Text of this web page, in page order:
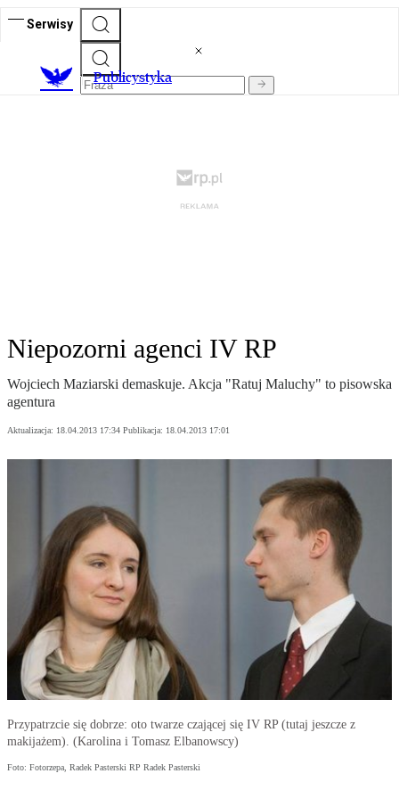
Serwisy
Publicystyka
Niepozorni agenci IV RP
Wojciech Maziarski demaskuje. Akcja "Ratuj Maluchy" to pisowska
agentura
Aktualizacja: 18.04.2013 17:34 Publikacja: 18.04.2013 17:01
Przypatrzcie się dobrze: oto twarze czającej się IV RP (tutaj jeszcze z
makijażem). (Karolina i Tomasz Elbanowscy)
Foto: Fotorzepa, Radek Pasterski RP Radek Pasterski